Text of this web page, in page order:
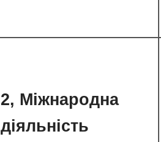
2, Міжнародна
діяльність